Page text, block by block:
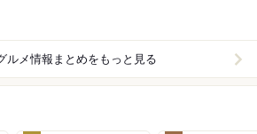
ルメ情報まとめをもっと見る